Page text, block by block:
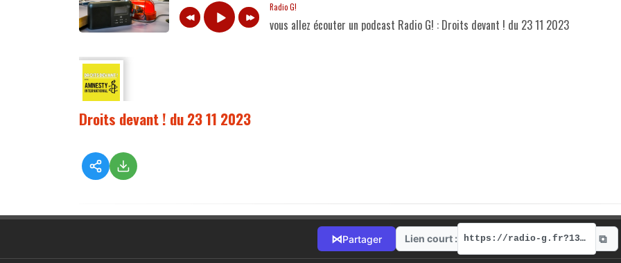
Radio G!
vous allez écouter un podcast Radio G! : Droits devant ! du 23 11 2023
Droits devant ! du 23 11 2023
⋈Partager Lien court : https://radio-g.fr?13131 ⧉